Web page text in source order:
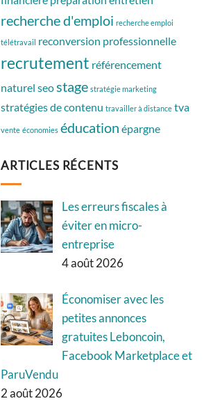
recherche d'emploi recherche emploi
télétravail reconversion professionnelle
recrutement référencement
naturel seostage stratégie marketing
stratégies de contenu travailler à distance tva
vente économies éducation épargne
ARTICLES RÉCENTS
Les erreurs fiscales à
éviter en micro-
entreprise
4 août 2026
Économiser avec les
petites annonces
gratuites Leboncoin,
Facebook Marketplace et
ParuVendu
2 août 2026